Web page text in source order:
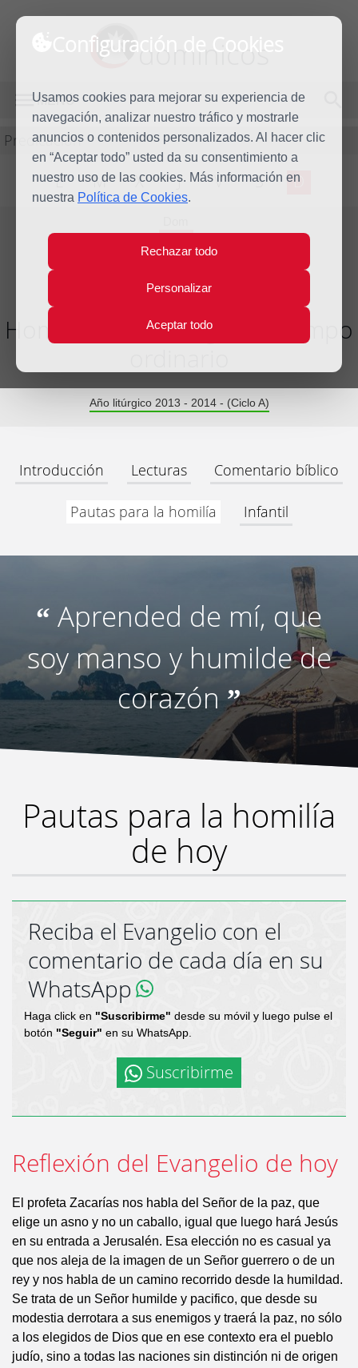
Configuración de Cookies
Usamos cookies para mejorar su experiencia de
navegación, analizar nuestro tráfico y mostrarle
anuncios o contenidos personalizados. Al hacer clic
en “Aceptar todo” usted da su consentimiento a
nuestro uso de las cookies. Más información en
nuestra Política de Cookies.
Rechazar todo
Personalizar
Aceptar todo
dominicos
MENÚ
Predicación
L M X J V S D
6
Jul
Homilía XIV Domingo del tiempo
Año litúrgico 2013 - 2014 - (Ciclo A)
Introducción Lecturas Comentario bíblico
Pautas para la homilía Infantil
“ Aprended de mí, que
soy manso y humilde de
corazón”
Pautas para la homilía
de hoy
Reciba el Evangelio con el
comentario de cada día en su
WhatsApp
Haga click en "Suscribirme" desde su móvil y luego pulse el
botón "Seguir" en su WhatsApp.
Suscribirme
Reflexión del Evangelio de hoy
El profeta Zacarías nos habla del Señor de la paz, que
elige un asno y no un caballo, igual que luego hará Jesús
en su entrada a Jerusalén. Esa elección no es casual ya
que nos aleja de la imagen de un Señor guerrero o de un
rey y nos habla de un camino recorrido desde la humildad.
Se trata de un Señor humilde y pacifico, que desde su
modestia derrotara a sus enemigos y traerá la paz, no sólo
a los elegidos de Dios que en ese contexto era el pueblo
judío, sino a todas las naciones sin distinción ni de origen